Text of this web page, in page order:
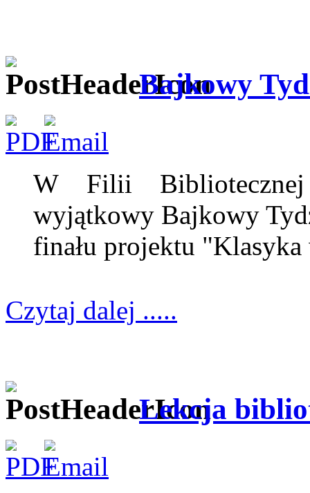
Bajkowy
W Filii
wyjątkowy Bajkowy
finału projektu
Czytaj dalej .....
Lekcja